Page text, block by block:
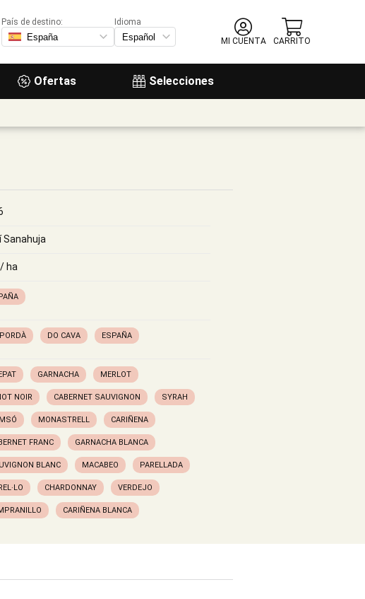
Ofertas Selecciones
País de destino:
Idioma
MI CUENTA
CARRITO
Sanahuja
ha
DO CAVA ESPAÑA
GARNACHA MERLOT
NOIR CABERNET SAUVIGNON SYRAH
MONASTRELL CARIÑENA
FRANC GARNACHA BLANCA
BLANC MACABEO PARELLADA
CHARDONNAY VERDEJO
CARIÑENA BLANCA